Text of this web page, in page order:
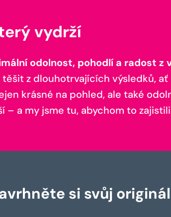
vydrží
odolnost, pohodlí a radost z
z dlouhotrvajících výsledků,
krásné na pohled, ale také
– a my jsme tu, abychom to
si svůj